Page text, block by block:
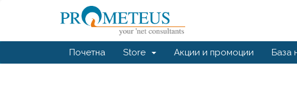
Почетна Store Акции и промоции База